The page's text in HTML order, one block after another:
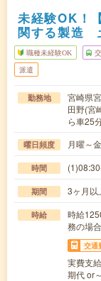
未経験OK！
関する製造
職種未経験OK
派遣
勤務地
宮崎県
田野(宮
ら車25
曜日頻度 月曜～
時間
期間 3ヶ月以
時給
時給
務の場
交通
実費支
期代 or